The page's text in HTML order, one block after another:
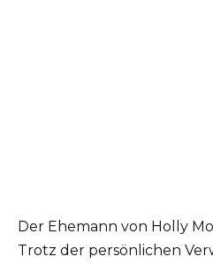
Der Ehemann von Holly
Trotz der persönlichen